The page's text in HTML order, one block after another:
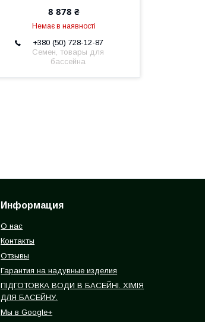
8 878 ₴
Немає в наявності
+380 (50) 728-12-87
Семен, товары для
бассейна
Информация
О нас
Контакты
Отзывы
Гарантия на надувные изделия
ПІДГОТОВКА ВОДИ В БАСЕЙНІ. ХІМІЯ
ДЛЯ БАСЕЙНУ.
Мы в Google+